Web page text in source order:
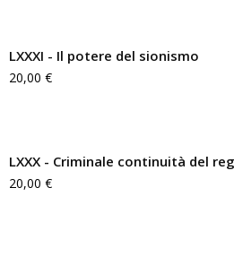
LXXXI - Il potere del sionismo
20,00 €
LXXX - Criminale continuità del
20,00 €